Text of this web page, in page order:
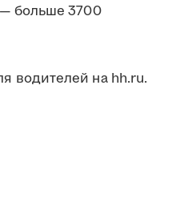
— больше 3700
водителей на hh.ru.